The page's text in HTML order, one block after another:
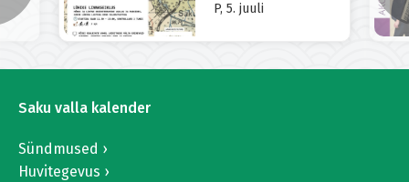
P, 5. juuli
Saku valla kalender
Sündmused
Huvitegevus